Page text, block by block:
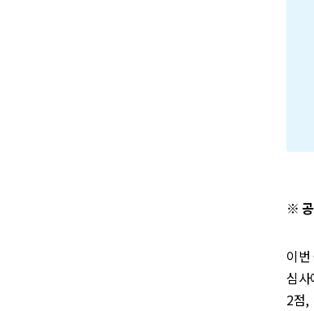
※
이
심
2점,